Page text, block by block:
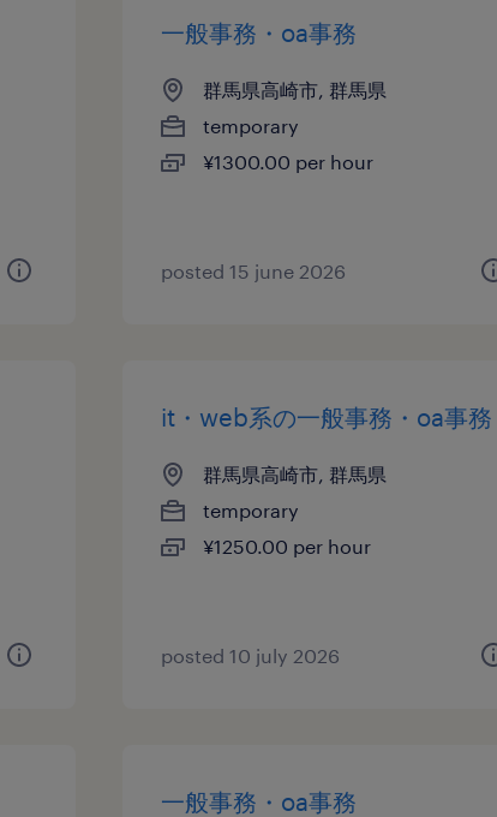
一般事務・oa事務
群馬県高崎市, 群馬県
temporary
¥1300.00 per hour
posted 15 june 2026
it・web系の一般事務・oa事務
群馬県高崎市, 群馬県
temporary
¥1250.00 per hour
posted 10 july 2026
一般事務・oa事務